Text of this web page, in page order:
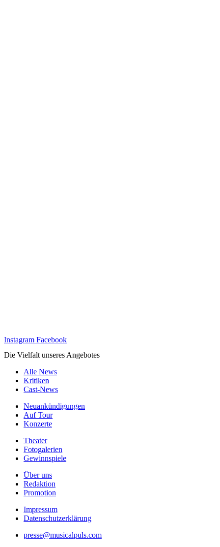
Instagram Facebook
Die Vielfalt unseres Angebotes
Alle News
Kritiken
Cast-News
Neuankündigungen
Auf Tour
Konzerte
Theater
Fotogalerien
Gewinnspiele
Über uns
Redaktion
Promotion
Impressum
Datenschutzerklärung
presse@musicalpuls.com